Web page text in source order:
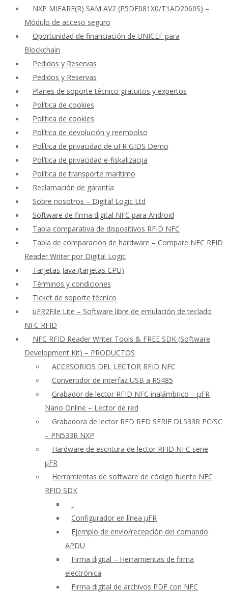
NXP MIFARE(R) SAM AV2 (P5DF081X0/T1AD2060S) –
Módulo de acceso seguro
Oportunidad de financiación de UNICEF para
Blockchain
Pedidos y Reservas
Pedidos y Reservas
Planes de soporte técnico gratuitos y expertos
Política de cookies
Política de cookies
Política de devolución y reembolso
Política de privacidad de uFR GIDS Demo
Política de privacidad e-fiskalizacija
Política de transporte marítimo
Reclamación de garantía
Sobre nosotros – Digital Logic Ltd
Software de firma digital NFC para Android
Tabla comparativa de dispositivos RFID NFC
Tabla de comparación de hardware – Compare NFC RFID
Reader Writer por Digital Logic
Tarjetas Java (tarjetas CPU)
Términos y condiciones
Ticket de soporte técnico
uFR2File Lite – Software libre de emulación de teclado
NFC RFID
NFC RFID Reader Writer Tools & FREE SDK (Software
Development Kit) – PRODUCTOS
ACCESORIOS DEL LECTOR RFID NFC
Convertidor de interfaz USB a RS485
Grabador de lector RFID NFC inalámbrico – μFR
Nano Online – Lector de red
Grabadora de lector RFD RFD SERIE DL533R PC/SC
– PN533R NXP
Hardware de escritura de lector RFID NFC serie
μFR
Herramientas de software de código fuente NFC
RFID SDK
Configurador en línea μFR
Ejemplo de envío/recepción del comando
APDU
Firma digital – Herramientas de firma
electrónica
Firma digital de archivos PDF con NFC